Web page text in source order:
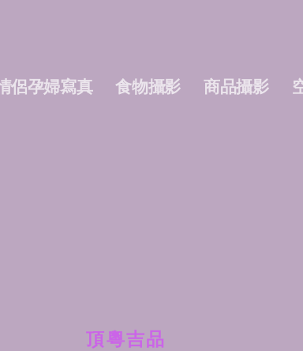
侶孕婦寫真 食物攝影 商品攝影
頂粵吉品